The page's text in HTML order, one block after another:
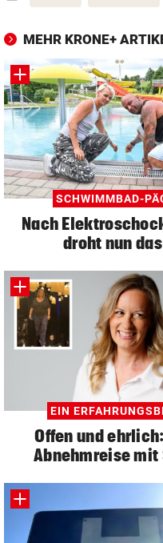
MEHR KRONE+
SCHWIMMBAD-
Nach
droht nun
EIN
Offen und
Abnehmreise mit